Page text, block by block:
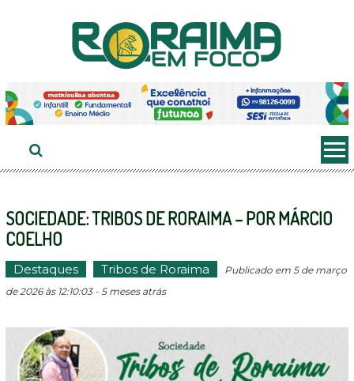
SOCIEDADE: TRIBOS DE RORAIMA – POR MÁRCIO
COELHO
Destaques Tribos de Roraima
Publicado em 5 de março
de 2026 às 12:10:03 - 5 meses atrás